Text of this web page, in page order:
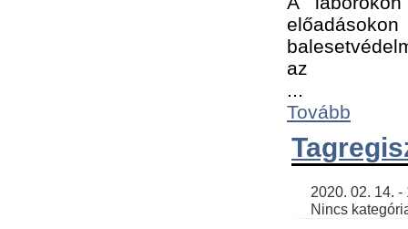
az ﻿
Tovább
Nincs